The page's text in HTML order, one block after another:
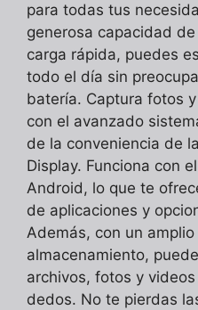
para todas tus
generosa capacidad
carga rápida, puedes
todo el día sin
batería. Captura fotos
con el avanzado
de la conveniencia de
Display. Funciona con
Android, lo que te
de aplicaciones y
Además, con un
almacenamiento,
archivos, fotos y
dedos. No te pierdas